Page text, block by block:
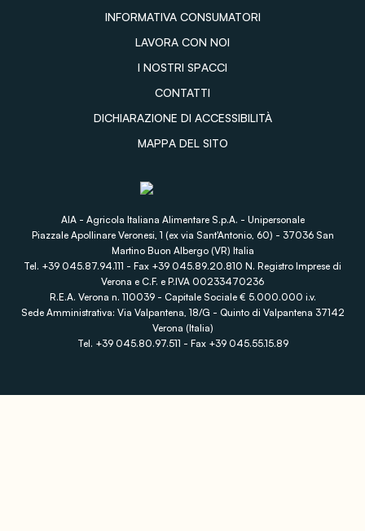
INFORMATIVA CONSUMATORI
LAVORA CON NOI
I NOSTRI SPACCI
CONTATTI
DICHIARAZIONE DI ACCESSIBILITÀ
MAPPA DEL SITO
AIA - Agricola Italiana Alimentare S.p.A. - Unipersonale
Piazzale Apollinare Veronesi, 1 (ex via Sant'Antonio, 60) - 37036 San
Martino Buon Albergo (VR) Italia
Tel. +39 045.87.94.111 - Fax +39 045.89.20.810 N. Registro Imprese di
Verona e C.F. e P.IVA 00233470236
R.E.A. Verona n. 110039 - Capitale Sociale € 5.000.000 i.v.
Sede Amministrativa: Via Valpantena, 18/G - Quinto di Valpantena 37142
Verona (Italia)
Tel. +39 045.80.97.511 - Fax +39 045.55.15.89